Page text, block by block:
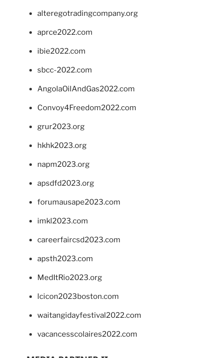
alteregotradingcompany.org
aprce2022.com
ibie2022.com
sbcc-2022.com
AngolaOilAndGas2022.com
Convoy4Freedom2022.com
grur2023.org
hkhk2023.org
napm2023.org
apsdfd2023.org
forumausape2023.com
imkl2023.com
careerfaircsd2023.com
apsth2023.com
MedItRio2023.org
lcicon2023boston.com
waitangidayfestival2022.com
vacancesscolaires2022.com